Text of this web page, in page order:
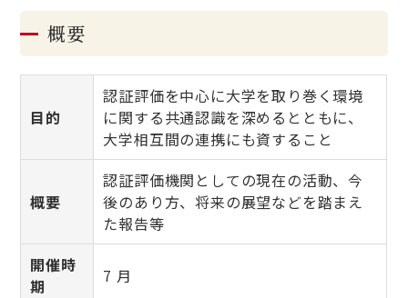
概要
目的
認証評価を中心に大学を取り巻く環境
に関する共通認識を深めるとともに、
大学相互間の連携にも資すること
概要
認証評価機関としての現在の活動、今
後のあり方、将来の展望などを踏まえ
た報告等
開催時
期
7 月